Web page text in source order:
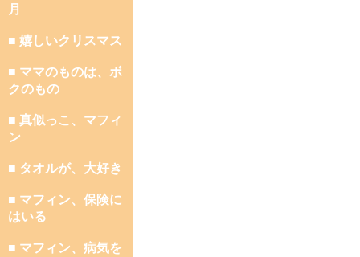
月
■ 嬉しいクリスマス
■ ママのものは、ボ
クのもの
■ 真似っこ、マフィ
ン
■ タオルが、大好き
■ マフィン、保険に
はいる
■ マフィン、病気を